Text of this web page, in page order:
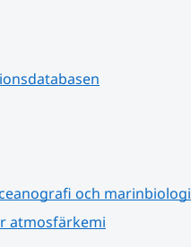
och marinbiologi
atmosfärkemi